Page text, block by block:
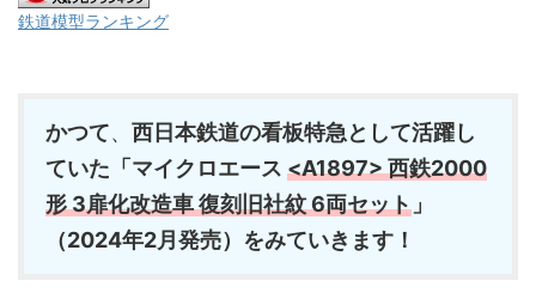
鉄道模型ランキング
かつて、 西日本鉄道の看板特急として活躍し
ていた「 マイクロエース <A1897> 西鉄2000
形 3扉化改造車 復刻旧社紋 6両セット 」
（2024年2月発売）をみていきます！